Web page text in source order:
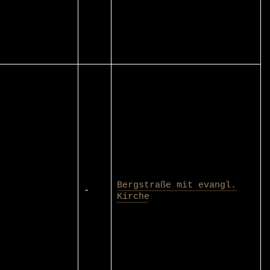
-
Bergstraße mit evangl.
Kirche